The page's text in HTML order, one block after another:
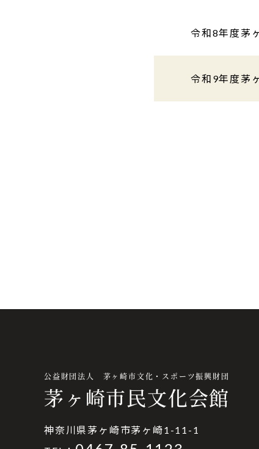
令和8年度茅
令和9年度茅
公益財団法人 茅ヶ崎市文化・スポーツ振興財団
茅ヶ崎市民文化会館
神奈川県茅ヶ崎市茅ヶ崎1-11-1